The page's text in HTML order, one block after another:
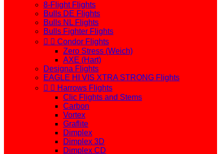
8-Flight Flights
Bulls DE Flights
Bulls NL Flights
Bulls Fighter Flights
  Condor Flights
Zero Stress (Weich)
AXE (Hart)
Designa Flights
EAGLE HI VIS XTRA STRONG Flights
  Harrows Flights
Clic Flights and Stems
Carbon
Vortex
Graflite
Dimplex
Dimplex 3D
Dimplex CD